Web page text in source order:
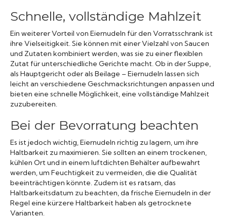
Schnelle, vollständige Mahlzeit
Ein weiterer Vorteil von Eiernudeln für den Vorratsschrank ist
ihre Vielseitigkeit. Sie können mit einer Vielzahl von Saucen
und Zutaten kombiniert werden, was sie zu einer flexiblen
Zutat für unterschiedliche Gerichte macht. Ob in der Suppe,
als Hauptgericht oder als Beilage – Eiernudeln lassen sich
leicht an verschiedene Geschmacksrichtungen anpassen und
bieten eine schnelle Möglichkeit, eine vollständige Mahlzeit
zuzubereiten.
Bei der Bevorratung beachten
Es ist jedoch wichtig, Eiernudeln richtig zu lagern, um ihre
Haltbarkeit zu maximieren. Sie sollten an einem trockenen,
kühlen Ort und in einem luftdichten Behälter aufbewahrt
werden, um Feuchtigkeit zu vermeiden, die die Qualität
beeinträchtigen könnte. Zudem ist es ratsam, das
Haltbarkeitsdatum zu beachten, da frische Eiernudeln in der
Regel eine kürzere Haltbarkeit haben als getrocknete
Varianten.